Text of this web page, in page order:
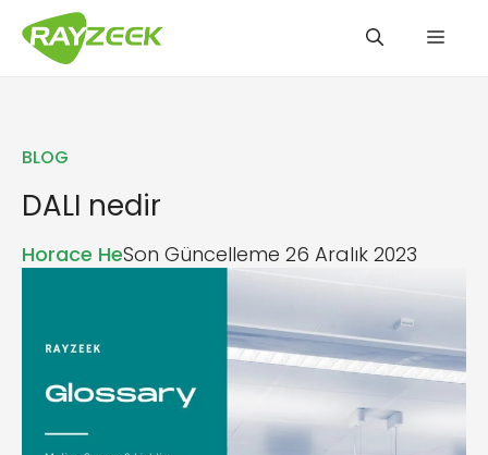
İçeriğe
atla
BLOG
DALI nedir
Horace HeSon Güncelleme 26 Aralık 2023